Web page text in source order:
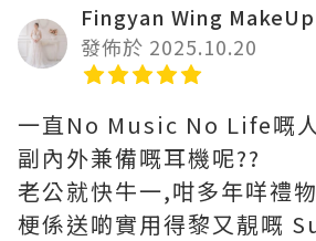
Fingyan Wing
發佈於 2025.10.20
一直No Music No Life嘅
副內外兼備嘅耳機呢??
老公就快牛一,咁多年咩禮
梗係送啲實用得黎又靚嘅